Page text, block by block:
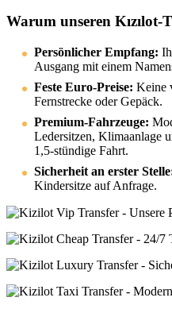
Warum unseren Kızılot-
Persönlicher Empfang:
Ausgang mit einem
Feste Euro-Preise: Keine
Fernstrecke oder Gepäck.
Premium-Fahrzeuge:
Ledersitzen, Klimaanlage
1,5-stündige Fahrt.
Sicherheit an erster
Kindersitze auf Anfrage.